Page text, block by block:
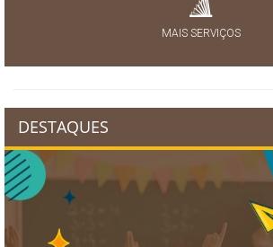
MAIS SERVIÇOS
DESTAQUES